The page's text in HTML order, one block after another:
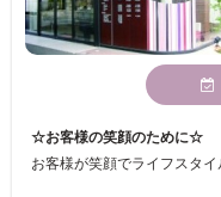
☆お客様の笑顔のために☆